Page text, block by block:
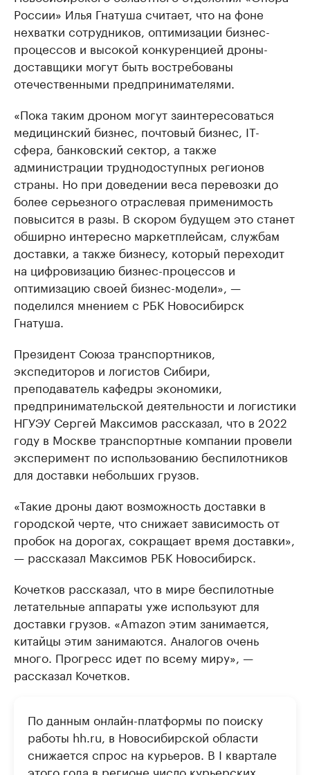
России» Илья Гнатуша считает, что на фоне
нехватки сотрудников, оптимизации бизнес-
процессов и высокой конкуренцией дроны-
доставщики могут быть востребованы
отечественными предпринимателями.
«Пока таким дроном могут заинтересоваться
медицинский бизнес, почтовый бизнес, IT-
сфера, банковский сектор, а также
администрации труднодоступных регионов
страны. Но при доведении веса перевозки до
более серьезного отраслевая применимость
повысится в разы. В скором будущем это станет
обширно интересно маркетплейсам, службам
доставки, а также бизнесу, который переходит
на цифровизацию бизнес-процессов и
оптимизацию своей бизнес-модели», —
поделился мнением с РБК Новосибирск
Гнатуша.
Президент Союза транспортников,
экспедиторов и логистов Сибири,
преподаватель кафедры экономики,
предпринимательской деятельности и логистики
НГУЭУ Сергей Максимов рассказал, что в 2022
году в Москве транспортные компании провели
эксперимент по использованию беспилотников
для доставки небольших грузов.
«Такие дроны дают возможность доставки в
городской черте, что снижает зависимость от
пробок на дорогах, сокращает время доставки»,
— рассказал Максимов РБК Новосибирск.
Кочетков рассказал, что в мире беспилотные
летательные аппараты уже используют для
доставки грузов. «Amazon этим занимается,
китайцы этим занимаются. Аналогов очень
много. Прогресс идет по всему миру», —
рассказал Кочетков.
По данным онлайн-платформы по поиску
работы hh.ru, в Новосибирской области
снижается спрос на курьеров. В I квартале
этого года в регионе число курьерских